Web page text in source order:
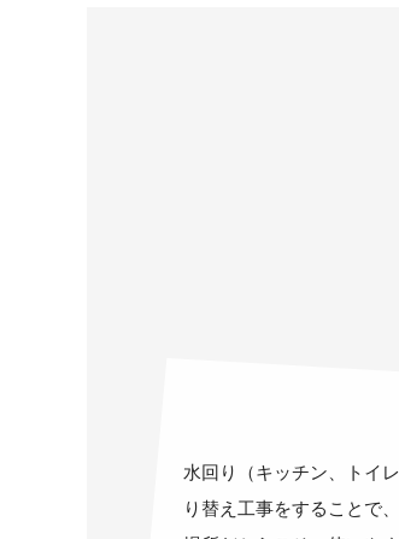
水回り（キッチン、トイ
り替え工事をすることで